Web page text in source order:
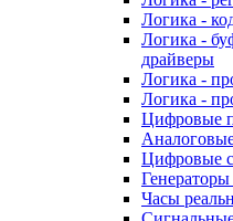
Логика -
Логика -
драйверы
Логика -
Логика -
Цифровые
Цифровые
Генераторы
Часы